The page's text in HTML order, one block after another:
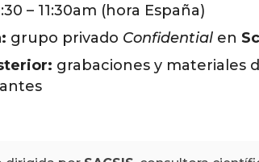
– 11:30am (hora España)
grupo privado Confidential en
grabaciones y materiales